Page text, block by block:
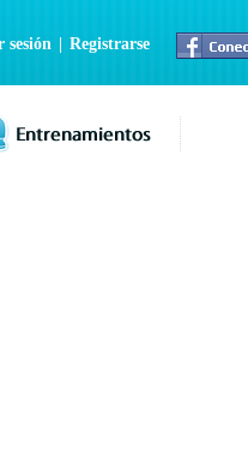
Registrarse
sesión